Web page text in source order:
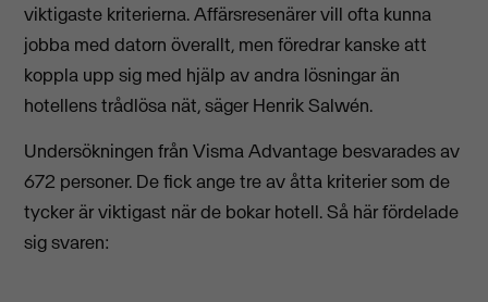
viktigaste kriterierna. Affärsresenärer vill ofta kunna
jobba med datorn överallt, men föredrar kanske att
koppla upp sig med hjälp av andra lösningar än
hotellens trådlösa nät, säger Henrik Salwén.
Undersökningen från Visma Advantage besvarades av
672 personer. De fick ange tre av åtta kriterier som de
tycker är viktigast när de bokar hotell. Så här fördelade
sig svaren: